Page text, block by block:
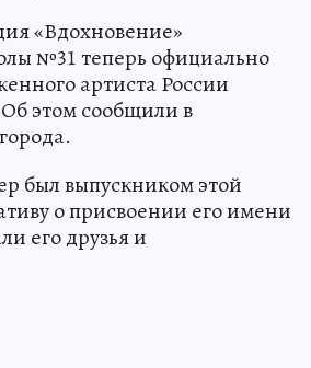
«Вдохновение»
№31 теперь официально
артиста России
этом сообщили в
был выпускником этой
о присвоении его имени
его друзья и